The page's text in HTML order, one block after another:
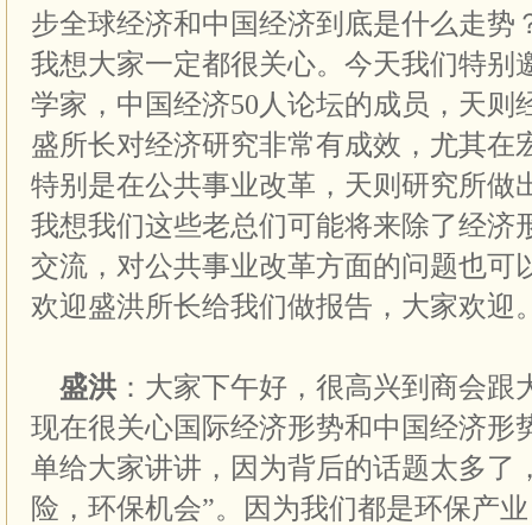
步全球经济和中国经济到底是什么走势
我想大家一定都很关心。今天我们特别
学家，中国经济50人论坛的成员，天则
盛所长对经济研究非常有成效，尤其在
特别是在公共事业改革，天则研究所做
我想我们这些老总们可能将来除了经济
交流，对公共事业改革方面的问题也可
欢迎盛洪所长给我们做报告，大家欢迎
盛洪 ：大家下午好，很高兴到商会
现在很关心国际经济形势和中国经济形
单给大家讲讲，因为背后的话题太多了
险，环保机会”。因为我们都是环保产